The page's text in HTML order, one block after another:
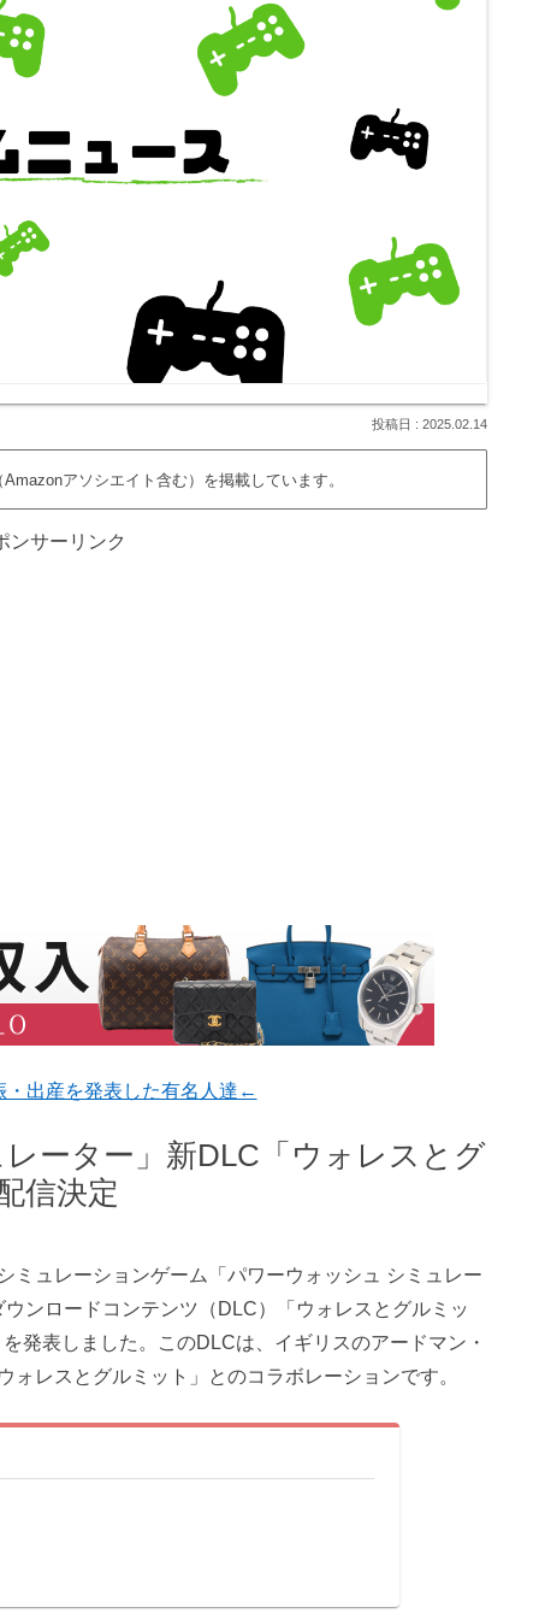
2025.02.14
アソシエイト含む）を掲載しています。
ンサーリンク
出産を発表した有名人達←
ーター」新DLC「ウォレスとグ
信決定
ミュレーションゲーム「パワーウォッシュ シミュレー
ンロードコンテンツ（DLC）「ウォレスとグルミッ
発表しました。このDLCは、イギリスのアードマン・
レスとグルミット」とのコラボレーションです。